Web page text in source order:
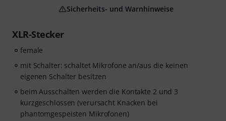
XLR-Stecker
female
mit Schalter: schaltet Mikrofone an/aus die keinen
eigenen Schalter besitzen
beim Ausschalten werden die Kontakte 2 und 3
kurzgeschlossen (verursacht Knacken bei
phantomgespeisten Mikrofonen)
Sicherheits- und Warnhinweise